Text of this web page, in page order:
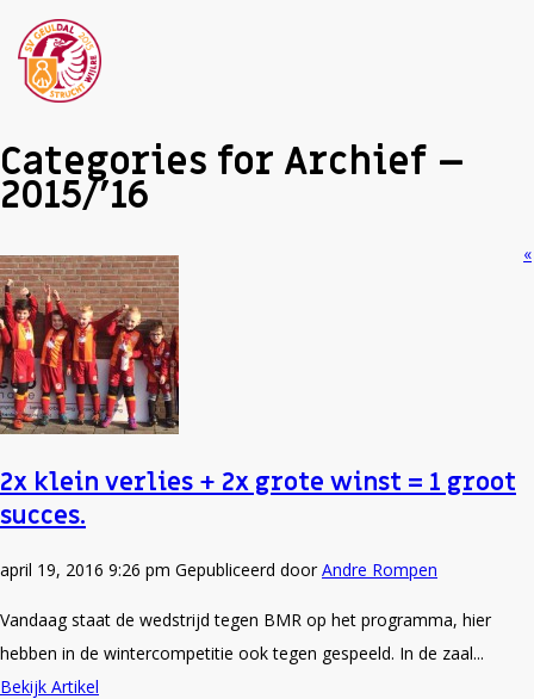
Categories for Archief –
2015/’16
2x klein verlies + 2x grote winst = 1 groot
succes.
april 19, 2016 9:26 pm Gepubliceerd doorAndre Rompen
Vandaag staat de wedstrijd tegen BMR op het programma, hier
hebben in de wintercompetitie ook tegen gespeeld. In de zaal...
Bekijk Artikel
«